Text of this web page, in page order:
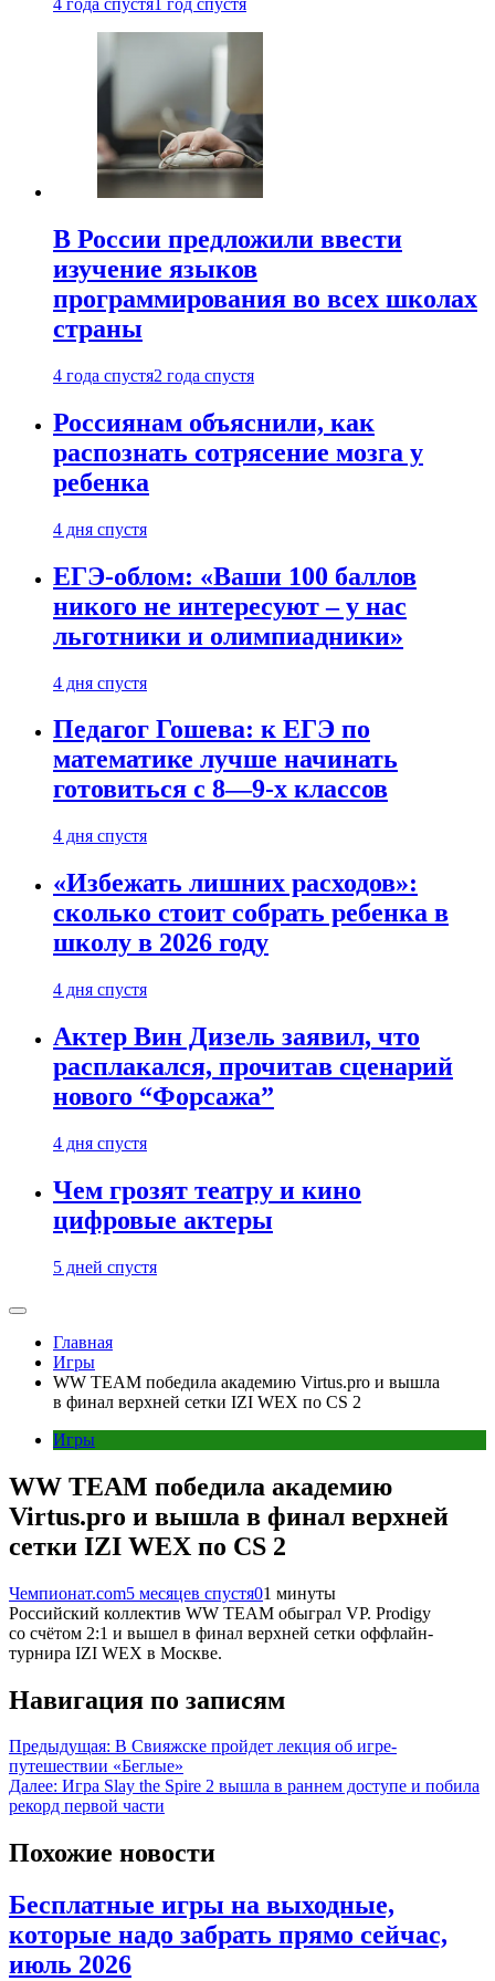
4 года спустя 1 год спустя
В России предложили ввести
изучение языков
программирования во всех школах
страны
4 года спустя2 года спустя
Россиянам объяснили, как
распознать сотрясение мозга у
ребенка
4 дня спустя
ЕГЭ-облом: «Ваши 100 баллов
никого не интересуют – у нас
льготники и олимпиадники»
4 дня спустя
Педагог Гошева: к ЕГЭ по
математике лучше начинать
готовиться с 8—9-х классов
4 дня спустя
«Избежать лишних расходов»:
сколько стоит собрать ребенка в
школу в 2026 году
4 дня спустя
Актер Вин Дизель заявил, что
расплакался, прочитав сценарий
нового “Форсажа”
4 дня спустя
Чем грозят театру и кино
цифровые актеры
5 дней спустя
Главная
Игры
WW TEAM победила академию Virtus.pro и вышла
в финал верхней сетки IZI WEX по CS 2
Игры
WW TEAM победила академию
Virtus.pro и вышла в финал верхней
сетки IZI WEX по CS 2
Чемпионат.com5 месяцев спустя01 минуты
Российский коллектив WW TEAM обыграл VP. Prodigy
со счётом 2:1 и вышел в финал верхней сетки оффлайн-
турнира IZI WEX в Москве.
Навигация по записям
Предыдущая: В Свияжске пройдет лекция об игре-
путешествии «Беглые»
Далее: Игра Slay the Spire 2 вышла в раннем доступе и побила
рекорд первой части
Похожие новости
Бесплатные игры на выходные,
которые надо забрать прямо сейчас,
июль 2026